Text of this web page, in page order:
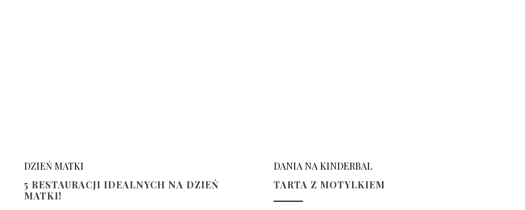
DZIEŃ MATKI
5 RESTAURACJI IDEALNYCH NA DZIEŃ
MATKI!
DANIA NA KINDERBAL
TARTA Z MOTYLKIEM